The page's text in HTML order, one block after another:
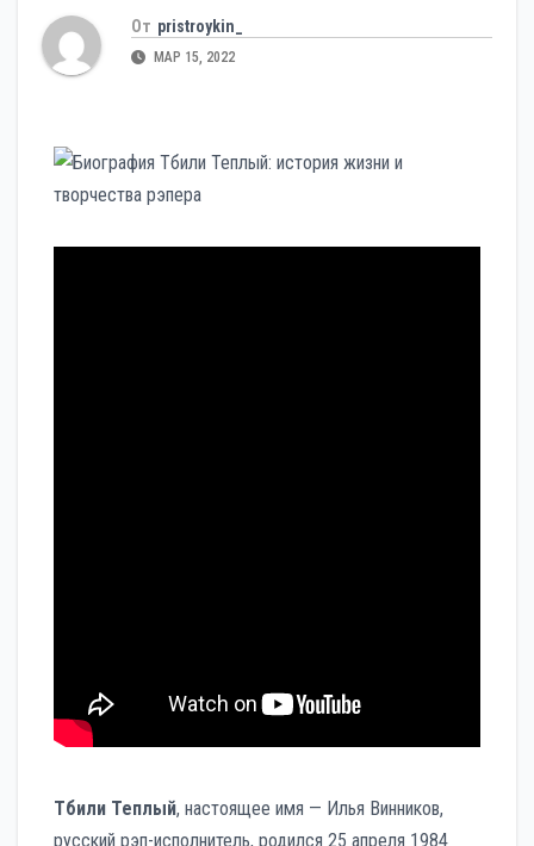
От pristroykin_
МАР 15, 2022
Тбили Теплый, настоящее имя — Илья Винников,
русский рэп-исполнитель, родился 25 апреля 1984